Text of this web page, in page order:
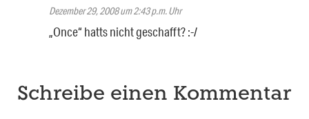
Dezember 29, 2008 um 2:43 p.m. Uhr
„Once“ hatts nicht geschafft? :-/
Schreibe einen Kommentar